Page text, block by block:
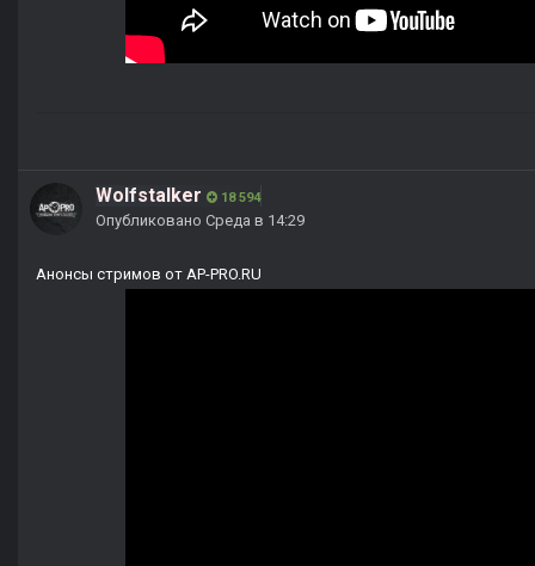
Wolfstalker 18 594
Опубликовано Среда в 14:29
Анонсы стримов от AP-PRO.RU